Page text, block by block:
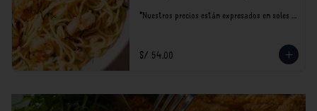
*Nuestros precios están expresados en soles e
S/ 54.00